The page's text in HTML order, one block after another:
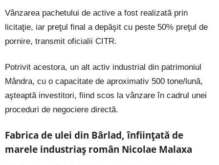
Vânzarea pachetului de active a fost realizată prin
licitaţie, iar preţul final a depăşit cu peste 50% preţul de
pornire, transmit oficialii CITR.
Potrivit acestora, un alt activ industrial din patrimoniul
Mândra, cu o capacitate de aproximativ 500 tone/lună,
aşteaptă investitori, fiind scos la vânzare în cadrul unei
proceduri de negociere directă.
Fabrica de ulei din Bârlad, înființată de
marele industriaș român Nicolae Malaxa